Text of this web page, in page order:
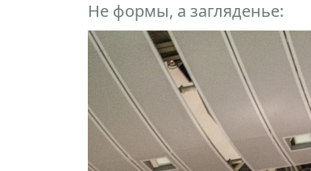
Не формы, а загляденье: